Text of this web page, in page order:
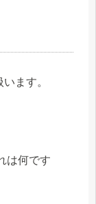
います。
は何です